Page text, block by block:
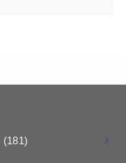
(181)